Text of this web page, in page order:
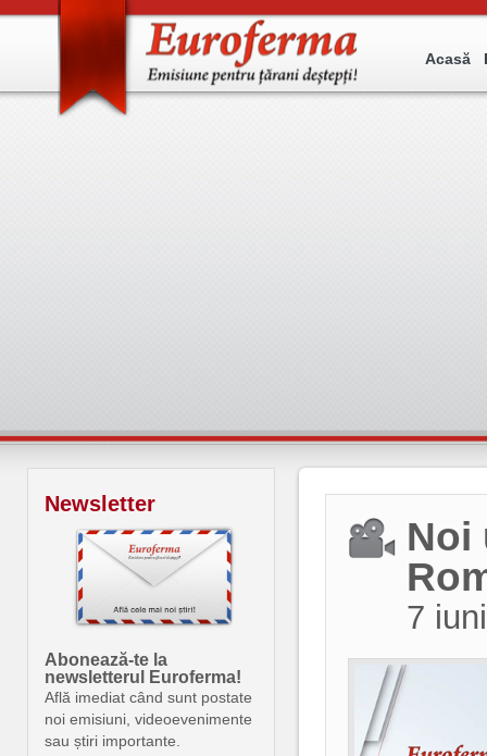
Acasă
Newsletter
Abonează-te la
newsletterul Euroferma!
Află imediat când sunt postate
noi emisiuni, videoevenimente
sau știri importante.
Noi
7